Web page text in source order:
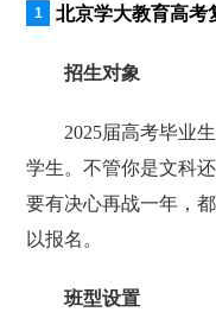
北京学大教育高考
招生对象
2025届高考毕业
学生。不管你是文科
要有决心再战一年，
以报名。
班型设置